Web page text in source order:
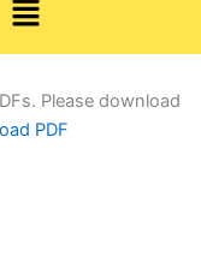
Please download
PDF